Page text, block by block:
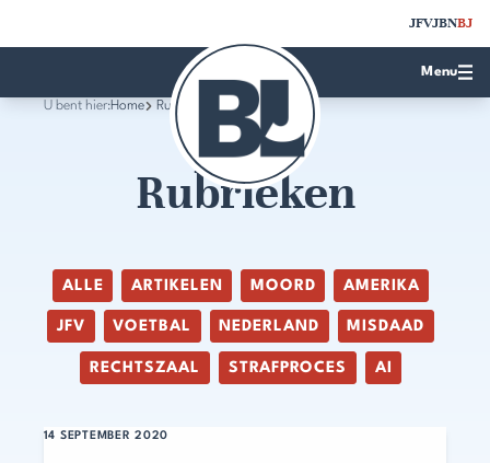
JFVJBNBJ
Menu
U bent hier:Home Rubrieken
Rubrieken
ALLE ARTIKELEN MOORD AMERIKA
JFV VOETBAL NEDERLAND MISDAAD
RECHTSZAAL STRAFPROCES AI
14 SEPTEMBER 2020